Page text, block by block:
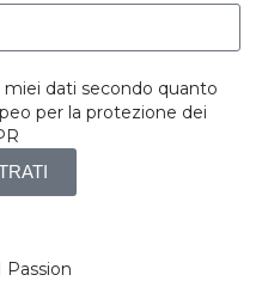
dati secondo quanto
per la protezione dei